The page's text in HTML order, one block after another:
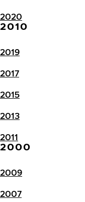
2020
2010
2019
2017
2015
2013
2011
2000
2009
2007